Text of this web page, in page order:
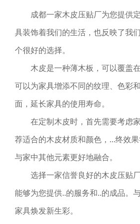
成都一家木皮压贴厂为您提供
具装饰着我们的生活，也反映了我
个很好的选择。
木皮是一种薄木板，可以覆盖
可以为家具增添不同的纹理、色彩
面，延长家具的使用寿命。
在定制木皮时，首先需要考虑
荐适合的木皮材质和颜色，...终效
与家中其他元素更好地融合。
选择一家信誉良好的木皮压贴
能够为您提供..的服务和..的成品。
家具焕发新生彩。